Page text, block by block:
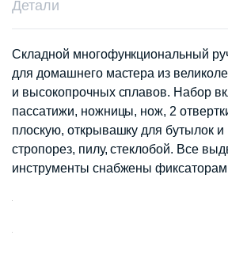
Детали
Складной многофункциональный
для домашнего мастера из
и высокопрочных сплавов. Набор
пассатижи, ножницы, нож, 2
плоскую, открывашку для бутылок
стропорез, пилу, стеклобой. Все
инструменты снабжены